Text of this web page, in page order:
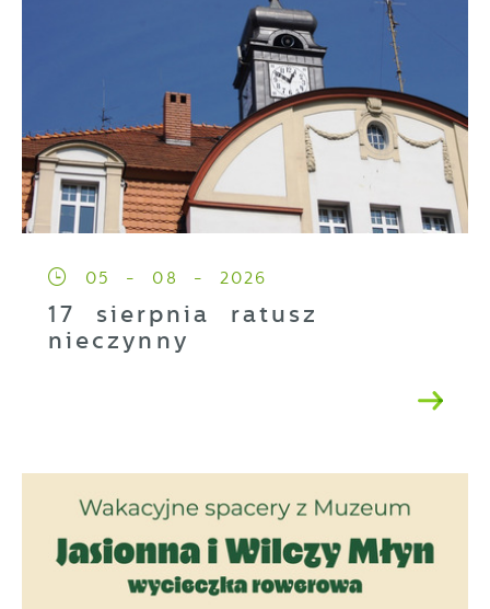
05 - 08 - 2026
17 sierpnia ratusz
nieczynny